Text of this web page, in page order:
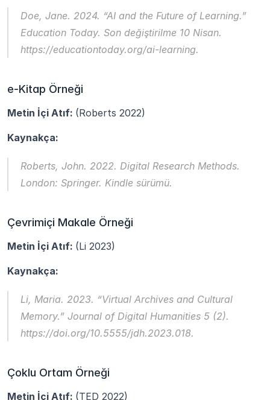
Education Today. Son değiştirilme 10 Nisan.
https://educationtoday.org/ai-learning.
e-Kitap Örneği
Metin İçi Atıf: (Roberts 2022)
Kaynakça:
Roberts, John. 2022. Digital Research Methods.
London: Springer. Kindle sürümü.
Çevrimiçi Makale Örneği
Metin İçi Atıf: (Li 2023)
Kaynakça:
Li, Maria. 2023. “Virtual Archives and Cultural
Memory.” Journal of Digital Humanities 5 (2).
https://doi.org/10.5555/jdh.2023.018.
Çoklu Ortam Örneği
Metin İçi Atıf: (TED 2022)